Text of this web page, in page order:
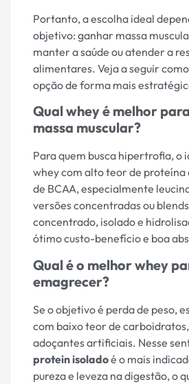
Portanto, a escolha ideal
objetivo: ganhar massa
manter a saúde ou atender a
alimentares. Veja a seguir
opção de forma mais
Qual whey é melhor
massa muscular?
Para quem busca hipertrofia, o
whey com alto teor de proteína
de BCAA, especialmente
versões concentradas ou
concentrado, isolado e
ótimo custo-benefício e boa
Qual é o melhor whey
emagrecer?
Se o objetivo é perda de peso,
com baixo teor de
adoçantes artificiais. Nesse
protein isoladoé o mais
pureza e leveza na digestão, o